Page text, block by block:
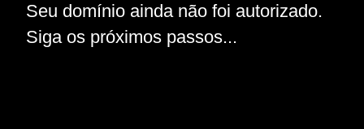
Seu domínio ainda não foi autorizado.
Siga os próximos passos...